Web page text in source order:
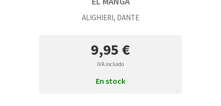
ALIGHIERI, DANTE
9,95 €
IVA incluido
En stock